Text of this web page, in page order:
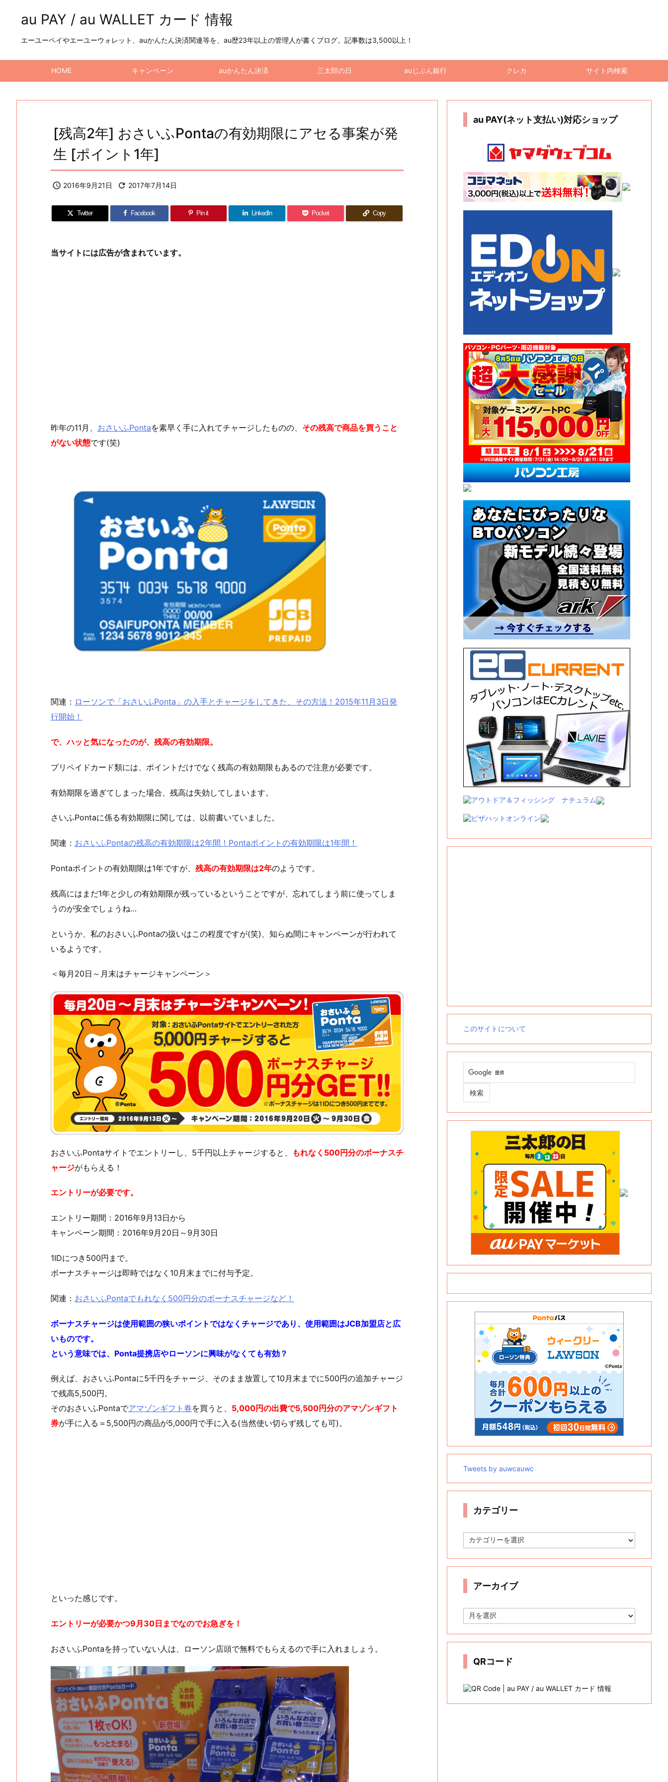
au PAY / au WALLET カード 情報
エーユーペイやエーユーウォレット、auかんたん決済関連等を、au歴23年以上の管理人が書くブログ。記事数は3,500以上！
HOME キャンペーン auかんたん決済 三太郎の日 auじぶん銀行 クレカ サイト内検索
[残高2年] おさいふPontaの有効期限にアセる事案が発
生 [ポイント1年]
 2016年9月21日  2017年7月14日
Twitter Facebook Pin it LinkedIn Pocket Copy
当サイトには広告が含まれています。
昨年の11月、 おさいふPontaを素早く手に入れてチャージしたものの、 その残高で商品を買うこと
がない状態です(笑)
関連： ローソンで「おさいふPonta」の入手とチャージをしてきた、その方法！2015年11月3日発
行開始！
で、ハッと気になったのが、残高の有効期限。
プリペイドカード類には、ポイントだけでなく残高の有効期限もあるので注意が必要です。
有効期限を過ぎてしまった場合、残高は失効してしまいます。
さいふPontaに係る有効期限に関しては、以前書いていました。
関連： おさいふPontaの残高の有効期限は2年間！Pontaポイントの有効期限は1年間！
Pontaポイントの有効期限は1年ですが、 残高の有効期限は2年のようです。
残高にはまだ1年と少しの有効期限が残っているということですが、忘れてしまう前に使ってしま
うのが安全でしょうね…
というか、私のおさいふPontaの扱いはこの程度ですが(笑)、知らぬ間にキャンペーンが行われて
いるようです。
＜毎月20日～月末はチャージキャンペーン＞
おさいふPontaサイトでエントリーし、5千円以上チャージすると、
もれなく500円分のボーナスチ
ャージがもらえる！
エントリーが必要です。
エントリー期間：2016年9月13日から
キャンペーン期間：2016年9月20日～9月30日
1IDにつき500円まで。
ボーナスチャージは即時ではなく10月末までに付与予定。
関連： おさいふPontaでもれなく500円分のボーナスチャージなど！
ボーナスチャージは使用範囲の狭いポイントではなくチャージであり、使用範囲はJCB加盟店と広
いものです。
という意味では、Ponta提携店やローソンに興味がなくても有効？
例えば、おさいふPontaに5千円をチャージ、そのまま放置して10月末までに500円の追加チャージ
で残高5,500円。
そのおさいふPontaでアマゾンギフト券を買うと、 5,000円の出費で5,500円分のアマゾンギフト
券が手に入る＝5,500円の商品が5,000円で手に入る(当然使い切らず残しても可)。
といった感じです。
エントリーが必要かつ9月30日までなのでお急ぎを！
おさいふPontaを持っていない人は、ローソン店頭で無料でもらえるので手に入れましょう。
au PAY(ネット支払い)対応ショップ
このサイトについて
Tweets by auwcauwc
カテゴリー
テ
リ
アーカイブ
ー
イ
QRコード